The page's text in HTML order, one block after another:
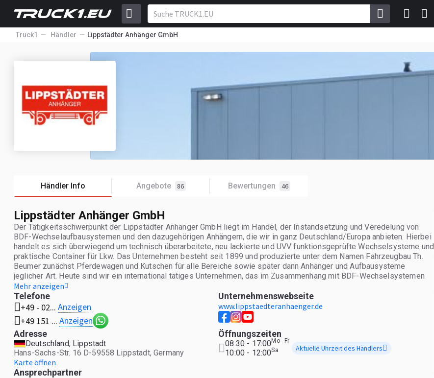
Truck1 Händler Lippstädter Anhänger GmbH
Händler Info Angebote 86 Bewertungen 46
Lippstädter Anhänger GmbH
Der Tätigkeitsschwerpunkt der Lippstädter Anhänger GmbH liegt im Handel, der Instandsetzung und Veredelung von
BDF-Wechselaufbausystemen und den dazugehörigen Anhängern, die wir in ganz Deutschland/Europa anbieten. Hierbei
handelt es sich überwiegend um technisch überarbeitete, neu lackierte und UVV funktionsgeprüfte Wechselsysteme und
praktische Container für Lkw. Das Unternehmen besteht seit 1899 und produzierte unter dem Namen Fahrzeugbau Th.
Beumer zunächst Pferdewagen und Kutschen für alle Bereiche sowie später dann Anhänger und Aufbausysteme
jeglicher Art. Heute sind wir ein international tätiges Unternehmen, das im Zusammenhang mit BDF-Wechselsystemen
weit über die deutschen Grenzen hinaus in dieser Branche bekannt ist.
Mehr anzeigen
Telefone
+49 - 02... Anzeigen
+49 151 ... Anzeigen
Unternehmenswebseite
www.lippstaedteranhaenger.de
Adresse
Deutschland, Lippstadt
Hans-Sachs-Str. 16 D-59558 Lippstadt, Germany
Karte öffnen
Öffnungszeiten
08:30 - 17:00Mo - Fr
10:00 - 12:00Sa Aktuelle Uhrzeit des Händlers
Ansprechpartner